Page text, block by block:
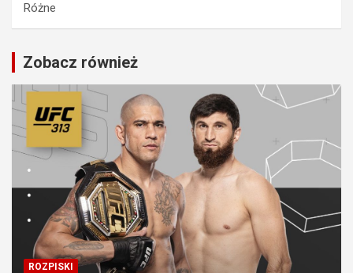
Różne
Zobacz również
ROZPISKI